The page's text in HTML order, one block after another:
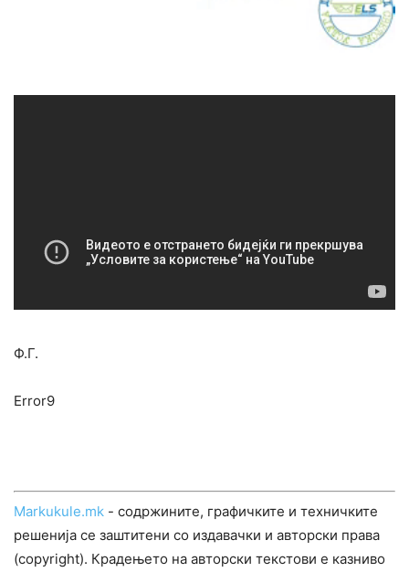
Ф.Г.
Error9
Markukule.mk - содржините, графичките и техничките
решенија се заштитени со издавачки и авторски права
(copyright). Крадењето на авторски текстови е казниво